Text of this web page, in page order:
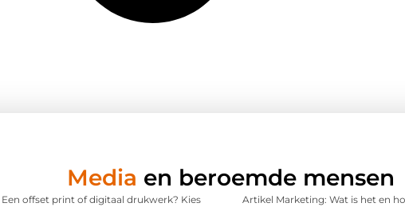
Media en beroemde mensen
Een offset print of digitaal drukwerk? Kies
Artikel Marketing: Wat is het en